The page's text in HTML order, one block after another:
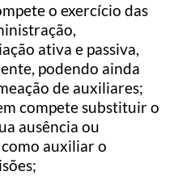
o exercício das
ativa e passiva,
podendo ainda
de auxiliares;
compete substituir o
ausência ou
auxiliar o